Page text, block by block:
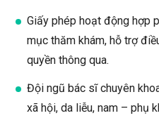
Giấy phép hoạt động hợp
mục thăm khám, hỗ trợ
quyền thông qua.
Đội ngũ bác sĩ chuyên
xã hội, da liễu, nam – phụ